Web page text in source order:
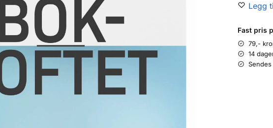
Legg
Fast pris
79,-
14